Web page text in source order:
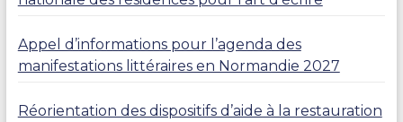
Appel d’informations pour l’agenda des
manifestations littéraires en Normandie 2027
Réorientation des dispositifs d’aide à la restauration